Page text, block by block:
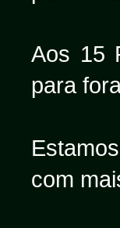
Aos 15
para
com